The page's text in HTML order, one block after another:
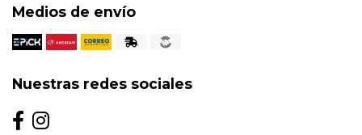
Medios de envío
Nuestras redes sociales